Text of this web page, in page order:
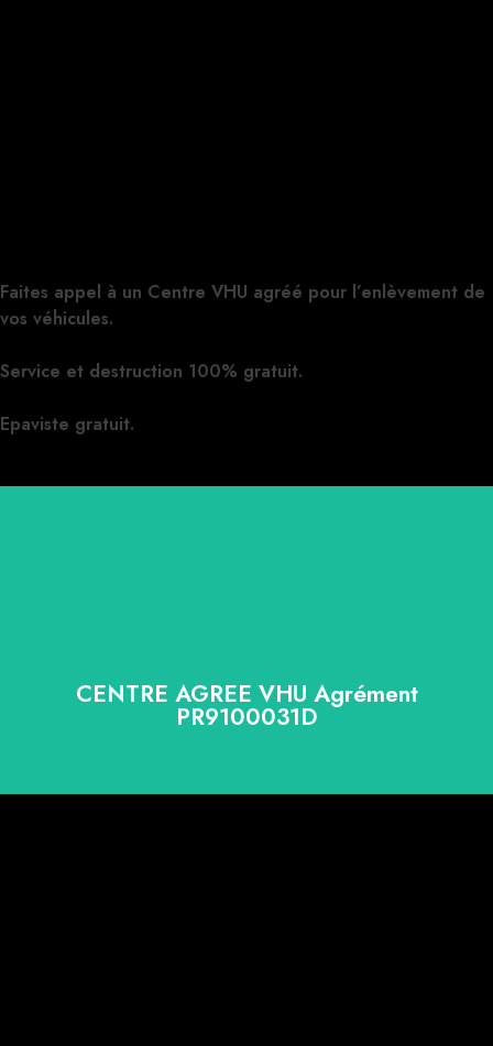
Faites appel à un Centre VHU agréé pour l’enlèvement de
vos véhicules.
Service et destruction 100% gratuit.
Epaviste gratuit.
CENTRE AGREE VHU Agrément
PR9100031D
Cliquez ici pour nous contacter, cela ne vous